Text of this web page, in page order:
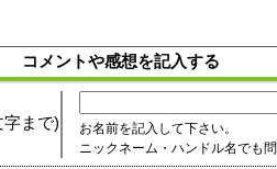
コメントや感想を記入する
字まで)
お名前を記入して下さい。
ニックネーム・ハンドル名でも